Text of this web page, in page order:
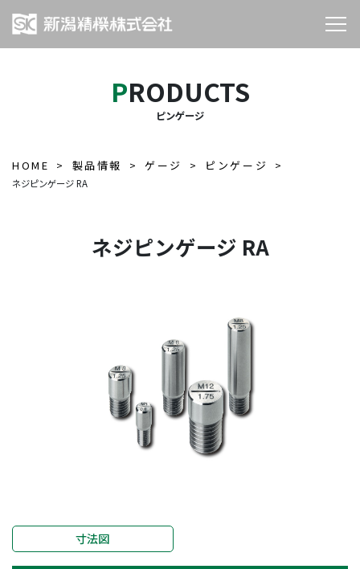
PRODUCTS
ピンゲージ
HOME 製品情報 ゲージ ピンゲージ
ネジピンゲージ RA
ネジピンゲージ RA
寸法図